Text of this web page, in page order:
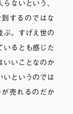
ないという、
するのではな
ぶ。すげえ世の
いるとも感じた
いいことなのか
いというのでは
売れるのだか